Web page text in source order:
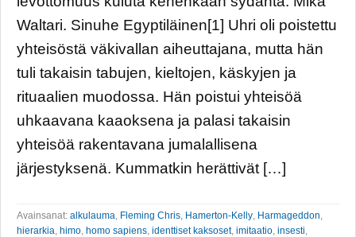
Waltari. Sinuhe Egyptiläinen[1] Uhri oli poistettu
yhteisöstä väkivallan aiheuttajana, mutta hän
tuli takaisin tabujen, kieltojen, käskyjen ja
rituaalien muodossa. Hän poistui yhteisöä
uhkaavana kaaoksena ja palasi takaisin
yhteisöä rakentavana jumalallisena
järjestyksenä. Kummatkin herättivät […]
Avainsanat: alkulauma Fleming Chris Hamerton-Kelly Harmageddon
hierarkia himo homo sapiens identtiset kaksoset, imitaatio insesti